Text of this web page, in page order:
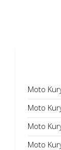
Moto
Moto
Moto
Moto